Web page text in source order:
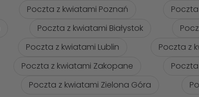
Poczta z kwiatami Poznań
Poczta z kwiatami Białystok
Poczta z kwiatami Lublin
Poczta z
Poczta z kwiatami Zakopane
Poczta z kwiatami Zielona Góra